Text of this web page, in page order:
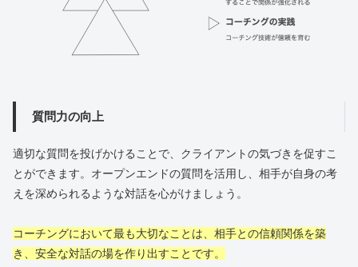
質問力の向上
適切な質問を投げかけることで、クライアントの気づきを促すこ
とができます。オープンエンドの質問を活用し、相手が自身の考
えを深められるような対話を心がけましょう。
コーチングにおいて最も大切なことは、相手との信頼関係を築
き、安全な対話の場を作り出すことです。